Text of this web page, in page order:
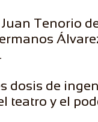
Tenorio
dosis de
teatro y el